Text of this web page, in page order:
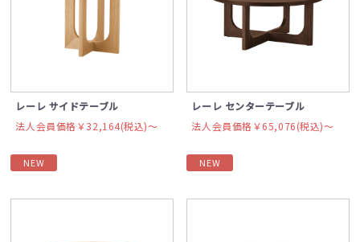
レーレ サイドテーブル
法人会員価格￥32,164(税込)〜
NEW
レーレ センターテーブル
法人会員価格￥65,076(税込)〜
NEW